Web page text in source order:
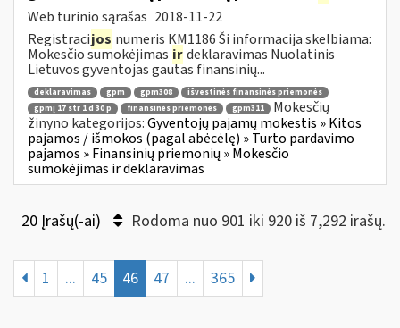
Web turinio sąrašas 2018-11-22
Registracijos numeris KM1186 Ši informacija skelbiama:
Mokesčio sumokėjimas irdeklaravimas Nuolatinis
Lietuvos gyventojas gautas finansinių...
deklaravimas gpm gpm308
išvestinės finansinės priemonės
gpmį 17 str 1 d 30 p
finansinės priemonės gpm311
Mokesčių
žinyno kategorijos:Gyventojų pajamų mokestis » Kitos
pajamos / išmokos (pagal abėcėlę) » Turto pardavimo
pajamos » Finansinių priemonių » Mokesčio
sumokėjimas ir deklaravimas
20 Įrašų(-ai) Rodoma nuo 901 iki 920 iš 7,292 irašų.
1 ... 45 46 47 ... 365